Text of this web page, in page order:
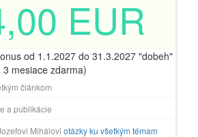
EUR
od 1.1.2027 do 31.3.2027 "dobeh"
3 mesiace zdarma)
článkom
a publikácie
Mihálovi otázky ku všetkým témam